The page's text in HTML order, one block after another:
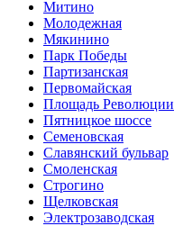
Митино
Молодежная
Мякинино
Парк Победы
Партизанская
Первомайская
Площадь Революции
Пятницкое шоссе
Семеновская
Славянский бульвар
Смоленская
Строгино
Щелковская
Электро­заводская